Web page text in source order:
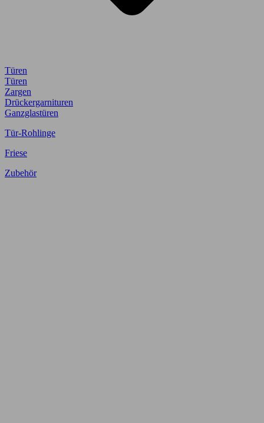
Türen
Türen
Zargen
Drückergarnituren
Ganzglastüren
Tür-Rohlinge
Friese
Zubehör